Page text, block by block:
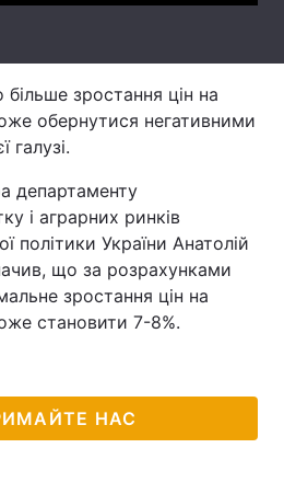
Регіони
Статті
Думки
зростання цін на
обернутися негативними
галузі.
департаменту
і аграрних ринків
політики України Анатолій
що за розрахунками
зростання цін на
становити 7-8%.
НАС